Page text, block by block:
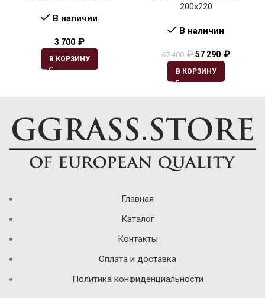
В наличии
3 700 ₽
В КОРЗИНУ
200х220
В наличии
67 400 ₽57 290 ₽
В КОРЗИНУ
Главная
Каталог
Контакты
Оплата и доставка
Политика конфиденциальности